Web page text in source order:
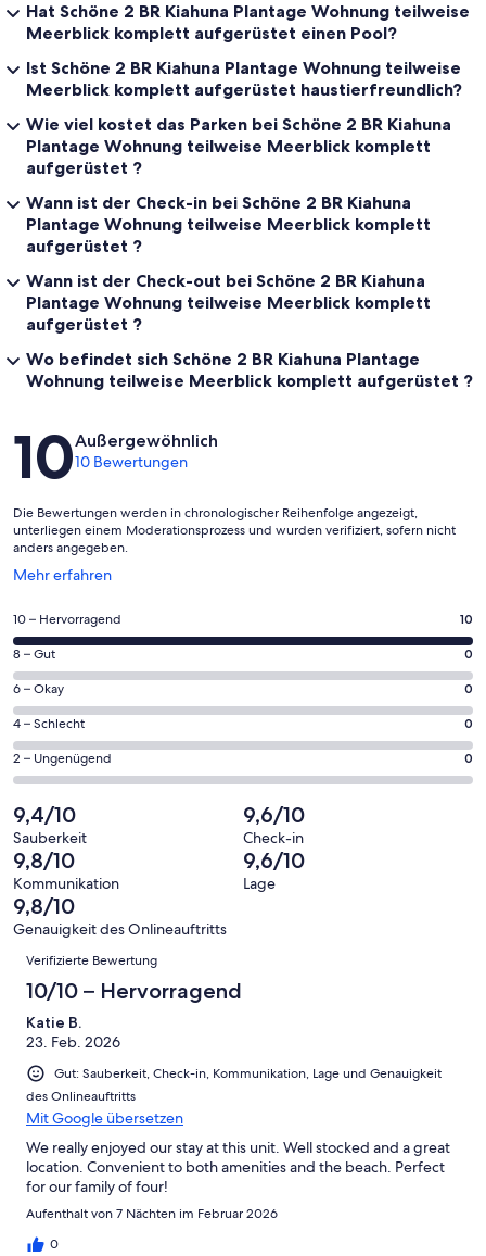
Hat Schöne 2 BR Kiahuna Plantage Wohnung teilweise
Meerblick komplett aufgerüstet einen Pool?
Ist Schöne 2 BR Kiahuna Plantage Wohnung teilweise
Meerblick komplett aufgerüstet haustierfreundlich?
Wie viel kostet das Parken bei Schöne 2 BR Kiahuna
Plantage Wohnung teilweise Meerblick komplett
aufgerüstet ?
Wann ist der Check-in bei Schöne 2 BR Kiahuna
Plantage Wohnung teilweise Meerblick komplett
aufgerüstet ?
Wann ist der Check-out bei Schöne 2 BR Kiahuna
Plantage Wohnung teilweise Meerblick komplett
aufgerüstet ?
Wo befindet sich Schöne 2 BR Kiahuna Plantage
Wohnung teilweise Meerblick komplett aufgerüstet ?
Bewertungen
10Außergewöhnlich
10 Bewertungen
Die Bewertungen werden in chronologischer Reihenfolge angezeigt,
unterliegen einem Moderationsprozess und wurden verifiziert, sofern nicht
anders angegeben.
Mehr erfahren
Wird
einem
neuen
Fenster
geöffnet
10
von
insgesamt
10
Gästebewertungen
haben
eine
Bewertung
von
10
-
Hervorragend
10 – Hervorragend 10
0
von
insgesamt
10
Gästebewertungen
haben
eine
Bewertung
von
8
-
Gut
8 – Gut 0
0
von
insgesamt
10
Gästebewertungen
haben
eine
Bewertung
von
6
-
Okay
6 – Okay 0
0
von
insgesamt
Gästebewertungen
haben
eine
Bewertung
von
4
4 – Schlecht 0
0
von
insgesamt
10
Gästebewertungen
haben
eine
Bewertung
von
2 – Ungenügend 0
9,4/10
Sauberkeit
9,6/10
Check-in
9,8/10
Kommunikation
9,6/10
Lage
9,8/10
Genauigkeit des Onlineauftritts
Bewertungen
Verifizierte Bewertung
10/10 – Hervorragend
Katie B.
23. Feb. 2026
Gut: Sauberkeit, Check-in, Kommunikation, Lage und Genauigkeit
des Onlineauftritts
Mit Google übersetzen
We really enjoyed our stay at this unit. Well stocked and a great
location. Convenient to both amenities and the beach. Perfect
for our family of four!
Aufenthalt von 7 Nächten im Februar 2026
0